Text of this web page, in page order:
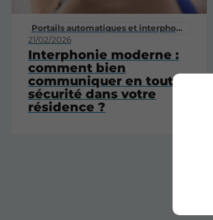
Portails automatiques et interphonie
21/02/2026
Interphonie moderne :
comment bien
communiquer en toute
sécurité dans votre
résidence ?